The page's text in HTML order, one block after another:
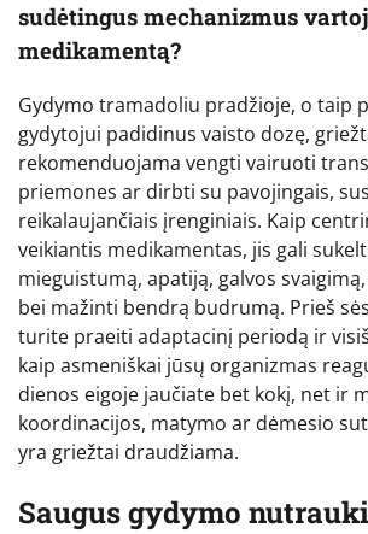
sudėtingus mechanizmus
medikamentą?
Gydymo tramadoliu pradžioje, o taip
gydytojui padidinus vaisto dozę,
rekomenduojama vengti vairuoti
priemones ar dirbti su pavojingais,
reikalaujančiais įrenginiais. Kaip
veikiantis medikamentas, jis gali
mieguistumą, apatiją, galvos
bei mažinti bendrą budrumą. Prieš
turite praeiti adaptacinį periodą ir
kaip asmeniškai jūsų organizmas
dienos eigoje jaučiate bet kokį, net ir
koordinacijos, matymo ar dėmesio
yra griežtai draudžiama.
Saugus gydymo